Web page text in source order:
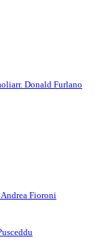
arr. Donald Furlano
Andrea Fioroni